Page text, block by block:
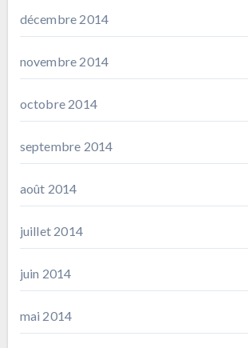
décembre 2014
novembre 2014
octobre 2014
septembre 2014
août 2014
juillet 2014
juin 2014
mai 2014